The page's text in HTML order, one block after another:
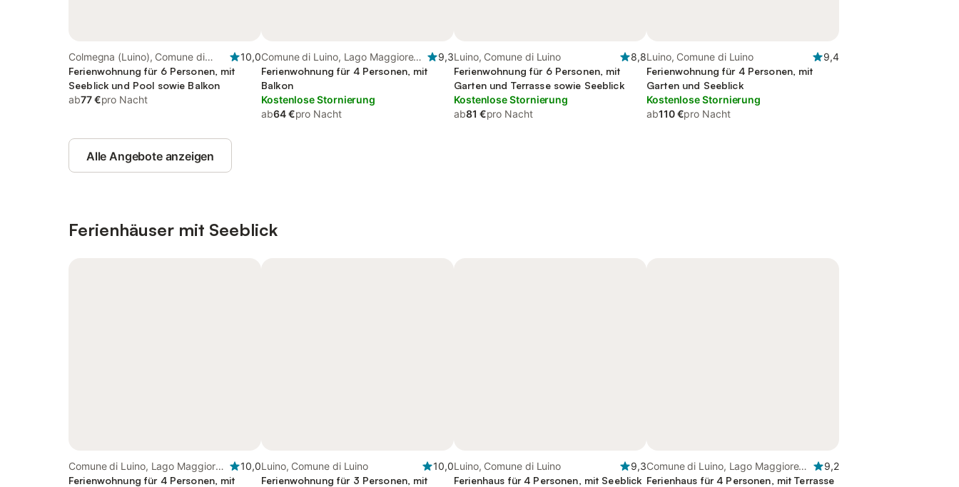
Colmegna (Luino), Comune di
Luino
10,0
Ferienwohnung für 6 Personen, mit
Seeblick und Pool sowie Balkon
ab77 €pro Nacht
Comune di Luino, Lago Maggiore
(Lombardei)
9,3
Ferienwohnung für 4 Personen, mit
Balkon
Kostenlose Stornierung
ab64 €pro Nacht
Luino, Comune di Luino
8,8
Ferienwohnung für 6 Personen, mit
Garten und Terrasse sowie Seeblick
Kostenlose Stornierung
ab81 €pro Nacht
Luino, Comune di Luino
9,4
Ferienwohnung für 4 Personen, mit
Garten und Seeblick
Kostenlose Stornierung
ab110 €pro Nacht
Alle Angebote anzeigen
Ferienhäuser mit Seeblick
Comune di Luino, Lago Maggiore
(Lombardei)
10,0
Ferienwohnung für 4 Personen, mit
Luino, Comune di Luino
10,0
Ferienwohnung für 3 Personen, mit
Luino, Comune di Luino
9,3
Ferienhaus für 4 Personen, mit Seeblick
Comune di Luino, Lago Maggiore
(Lombardei)
9,2
Ferienhaus für 4 Personen, mit Terrasse